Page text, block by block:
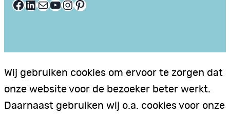
Facebook LinkedIn E-mail YouTube InstagramPinterest
Wij gebruiken cookies om ervoor te zorgen dat
onze website voor de bezoeker beter werkt.
Daarnaast gebruiken wij o.a. cookies voor onze